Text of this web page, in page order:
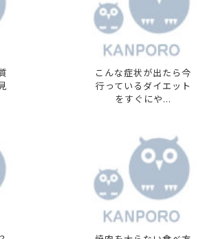
こんな症状が出たら今
行っているダイエット
をすぐにや...